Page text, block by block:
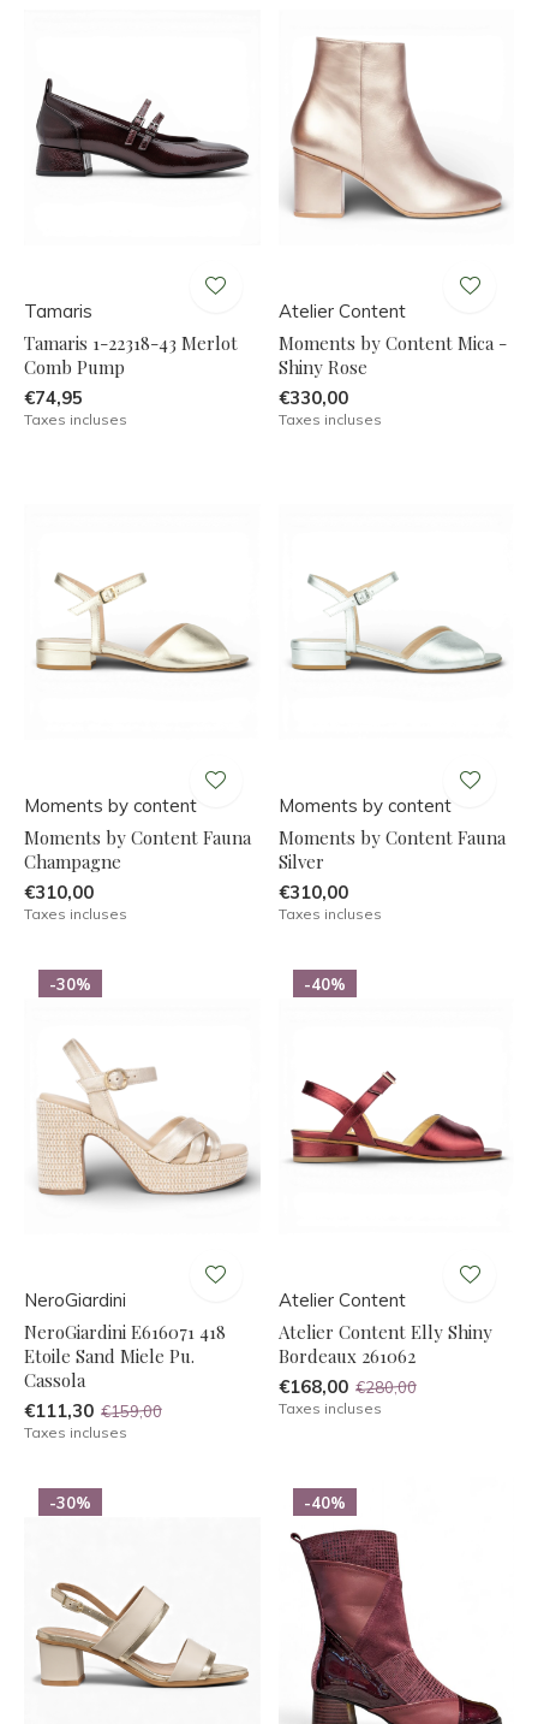
Tamaris
Tamaris 1-22318-43 Merlot
Comb Pump
€74,95
Taxes incluses
Atelier Content
Moments by Content Mica -
Shiny Rose
€330,00
Taxes incluses
Moments by content
Moments by Content Fauna
Champagne
€310,00
Taxes incluses
Moments by content
Moments by Content Fauna
Silver
€310,00
Taxes incluses
-30%
NeroGiardini
NeroGiardini E616071 418
Etoile Sand Miele Pu.
Cassola
€111,30 €159,00
Taxes incluses
-40%
Atelier Content
Atelier Content Elly Shiny
Bordeaux 261062
€168,00 €280,00
Taxes incluses
-30% -40%